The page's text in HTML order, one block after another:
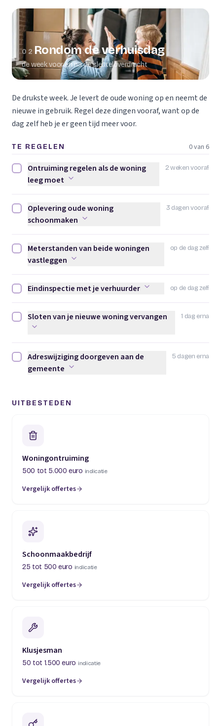
02 Rondom de verhuisdag
de week voor en na de sleuteloverdracht
De drukste week. Je levert de oude woning op en neemt de
nieuwe in gebruik. Regel deze dingen vooraf, want op de
dag zelf heb je er geen tijd meer voor.
TE REGELEN 0 van 6
2 weken vooraf
Ontruiming regelen als de woning leeg moet afvinken
Ontruiming regelen als de woning
leeg moet
3 dagen vooraf
Oplevering oude woning schoonmaken afvinken
Oplevering oude woning
schoonmaken
op de dag zelf
Meterstanden van beide woningen vastleggen afvinken
Meterstanden van beide woningen
vastleggen
op de dag zelf
Eindinspectie met je verhuurder afvinken
Eindinspectie met je verhuurder
1 dag erna
Sloten van je nieuwe woning vervangen afvinken
Sloten van je nieuwe woning vervangen
5 dagen erna
Adreswijziging doorgeven aan de gemeente afvinken
Adreswijziging doorgeven aan de
gemeente
UITBESTEDEN
Woningontruiming
500 tot 5.000 euro indicatie
Vergelijk offertes
(opent in een nieuw tabblad)
Schoonmaakbedrijf
25 tot 500 euro indicatie
Vergelijk offertes
(opent in een nieuw tabblad)
Klusjesman
50 tot 1.500 euro indicatie
Vergelijk offertes
(opent in een nieuw tabblad)